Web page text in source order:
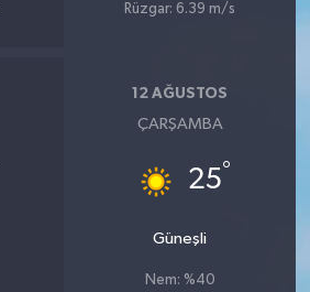
Rüzgar: 6.39 m/s
12 AĞUSTOS
ÇARŞAMBA
25°
Güneşli
Nem: %40